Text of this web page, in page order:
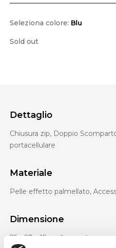
Seleziona colore: Blu
Sold out
Dettaglio
Chiusura zip, Doppio
portacellulare
Materiale
Pelle effetto palmellato,
Dimensione
35 x 27 x 15cm (l x a x p)